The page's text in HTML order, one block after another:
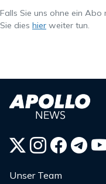
Falls Sie uns ohne ein
Sie dies hier weiter tun.
Unser Team